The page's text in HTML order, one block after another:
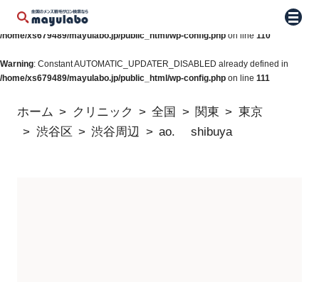
Warning: Constant WP_AUTO_UPDATE_CORE already defined in
/home/xs679489/mayulabo.jp/public_html/wp-config.php on line 110
Warning: Constant AUTOMATIC_UPDATER_DISABLED already defined in
/home/xs679489/mayulabo.jp/public_html/wp-config.php on line 111
メニ
ホーム クリニック 全国 関東
東京
渋谷区
渋谷周辺 ao. shibuya